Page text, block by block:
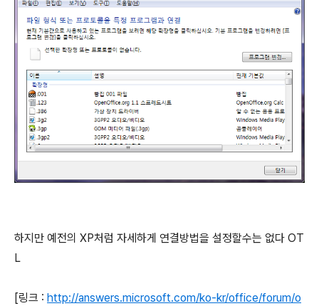
하지만 예전의 XP처럼 자세하게 연결방법을 설정할수는 없다 OT
L
[링크 : http://answers.microsoft.com/ko-kr/office/forum/o